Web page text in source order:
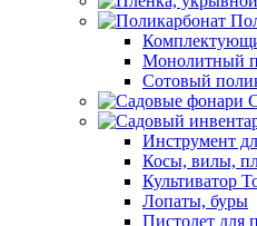
Монолитный
Сотовый
Инструмент
Косы, вилы,
Культиватор
Лопаты, буры
Пистолет для